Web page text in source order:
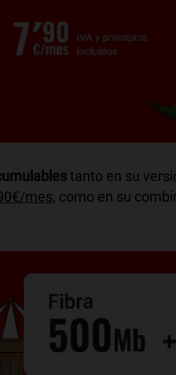
tanto en su
mes, como en su